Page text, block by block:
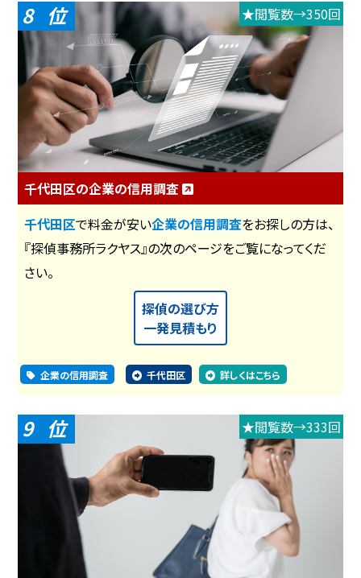
8 ★閲覧数→350回
千代田区の企業の信用調査
千代田区で料金が安い企業の信用調査をお探しの方は、
『探偵事務所ラクヤス』の次のページをご覧になってくだ
さい。
探偵の選び方
一発見積もり
企業の信用調査 千代田区 詳しくはこちら
9 ★閲覧数→333回